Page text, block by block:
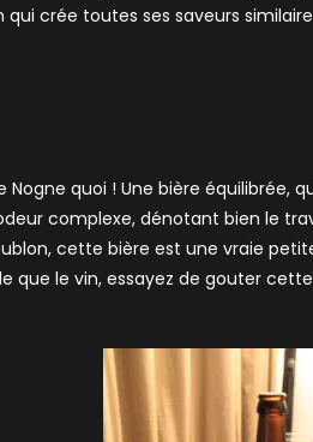
crée toutes ses saveurs
Nogne quoi ! Une bière
complexe, dénotant bien le
cette bière est une vraie
que le vin, essayez de gouter